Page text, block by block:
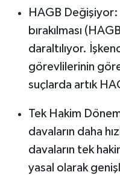
HAGB Değişiyor:
bırakılması
daraltılıyor.
görevlilerinin
suçlarda artık
Tek Hakim
davaların daha
davaların tek
yasal olarak